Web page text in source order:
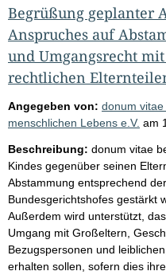
Begrüßung geplanter
Anspruches auf
und Umgangsrecht
rechtlichen
Angegeben von: donum
menschlichen Lebens e.V. am
Beschreibung: donum vitae
Kindes gegenüber seinen
Abstammung entsprechend
Bundesgerichtshofes gestärkt
Außerdem wird unterstützt,
Umgang mit Großeltern,
Bezugspersonen und
erhalten sollen, sofern dies